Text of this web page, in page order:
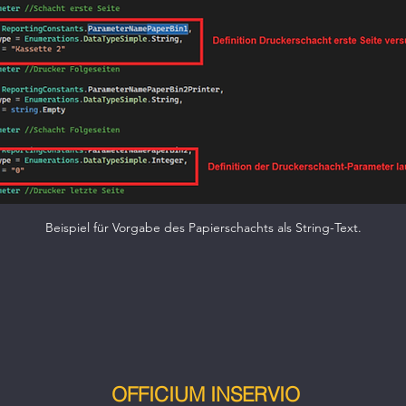
Beispiel für Vorgabe des Papierschachts als String-Text.
OFFICIUM INSERVIO